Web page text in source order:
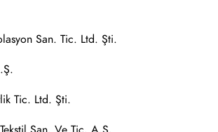
San. Tic. Ltd. Şti.
Tic. Ltd. Şti.